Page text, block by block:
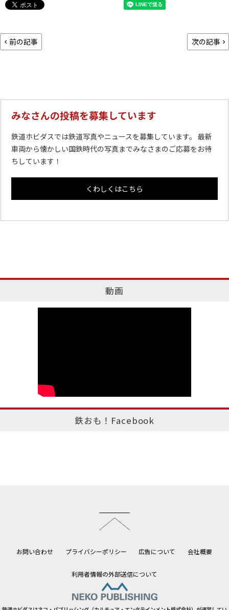
前の記事 次の記事
みなさんの投稿を募集しています
鉄道ホビダスでは鉄道写真やニュースを募集しています。 最新
車両から懐かしい国鉄時代の写真までみなさまのご応募をお待
ちしています！
くわしくはこちら
動画
鉄おも！Facebook
お問い合わせ プライバシーポリシー 広告について 会社概要
利用者情報の外部送信について